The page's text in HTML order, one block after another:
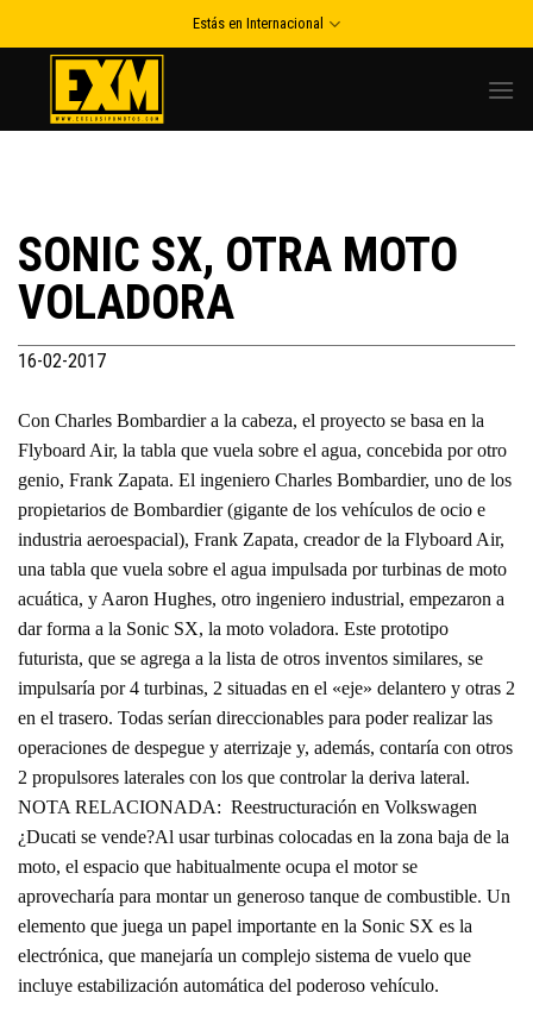
to
Estás en Internacional
SONIC SX, OTRA MOTO
VOLADORA
16-02-2017
Con Charles Bombardier a la cabeza, el proyecto se basa en la
Flyboard Air, la tabla que vuela sobre el agua, concebida por otro
genio, Frank Zapata. El ingeniero Charles Bombardier, uno de los
propietarios de Bombardier (gigante de los vehículos de ocio e
industria aeroespacial), Frank Zapata, creador de la Flyboard Air,
una tabla que vuela sobre el agua impulsada por turbinas de moto
acuática, y Aaron Hughes, otro ingeniero industrial, empezaron a
dar forma a la Sonic SX, la moto voladora. Este prototipo
futurista, que se agrega a la lista de otros inventos similares, se
impulsaría por 4 turbinas, 2 situadas en el «eje» delantero y otras 2
en el trasero. Todas serían direccionables para poder realizar las
operaciones de despegue y aterrizaje y, además, contaría con otros
2 propulsores laterales con los que controlar la deriva lateral.
NOTA RELACIONADA: Reestructuración en Volkswagen
¿Ducati se vende?Al usar turbinas colocadas en la zona baja de la
moto, el espacio que habitualmente ocupa el motor se
aprovecharía para montar un generoso tanque de combustible. Un
elemento que juega un papel importante en la Sonic SX es la
electrónica, que manejaría un complejo sistema de vuelo que
incluye estabilización automática del poderoso vehículo.